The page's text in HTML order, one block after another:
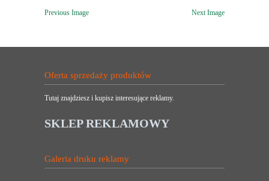
Previous Image Next Image
Oferta sprzedaży produktów
Tutaj znajdziesz i kupisz interesujące reklamy.
SKLEP REKLAMOWY
Galeria druku reklamy